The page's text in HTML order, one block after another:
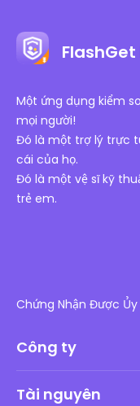
FlashGet
Một ứng dụng kiểm
mọi người!
Đó là một trợ lý trực
cái của họ.
Đó là một vệ sĩ kỹ
trẻ em.
Chứng Nhận Được
Công ty
Tài nguyên